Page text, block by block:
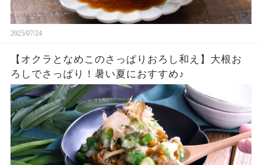
2025/07/24
【オクラとなめこのさっぱりおろし和え】大根お
ろしでさっぱり！暑い夏におすすめ♪